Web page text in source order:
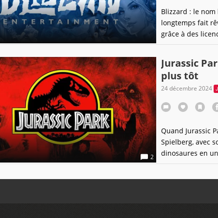
Blizzard : le
longtemps fait
grâce à des
plus récemment
l’heure
2
Jurassic
plus tôt
24 décembre 2024
Quand Jurassic
Spielberg, avec
dinosaures en
une référence.